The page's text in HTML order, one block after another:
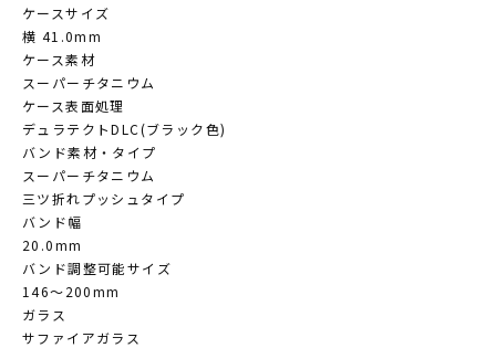
ケースサイズ
横 41.0mm
ケース素材
スーパーチタニウム
ケース表面処理
デュラテクトDLC(ブラック色)
バンド素材・タイプ
スーパーチタニウム
三ツ折れプッシュタイプ
バンド幅
20.0mm
バンド調整可能サイズ
146～200mm
ガラス
サファイアガラス